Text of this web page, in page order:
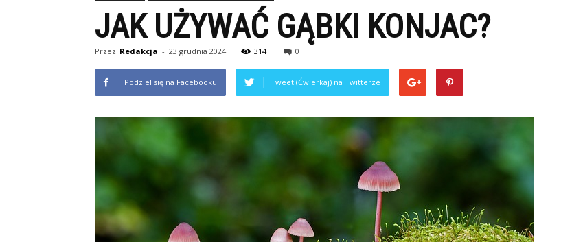
JAK UŻYWAĆ GĄBKI KONJAC?
Przez Redakcja - 23 grudnia 2024 314 0
Podziel się na Facebooku Tweet (Ćwierkaj) na Twitterze